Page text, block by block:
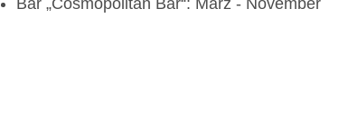
Bar „Cosmopolitan Bar“: März - November